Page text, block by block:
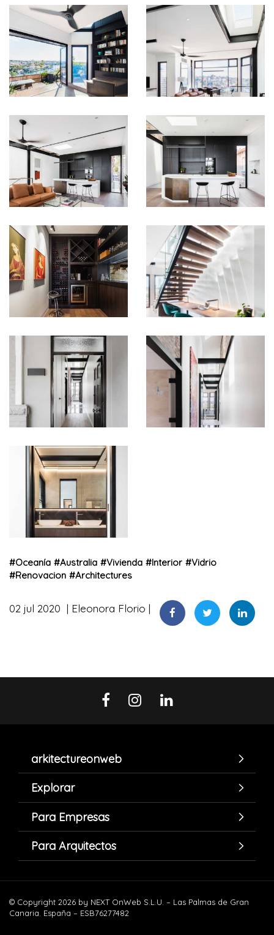
#Oceanía #Australia #Vivienda #Interior #Vidrio
#Renovacion #Architectures
02 jul 2020 Eleonora Florio
arkitectureonweb
Explorar
Para Empresas
Para Arquitectos
© Copyright 2026 by NEXT OnWeb S.L.U. – Las Palmas de Gran
Canaria. España – ESB76277482